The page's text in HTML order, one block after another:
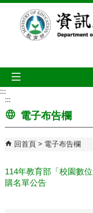
跳到主要內容區塊
:::
:::
電子布告欄
回首頁 電子布告欄
114年教育部「校園數
購名單公告